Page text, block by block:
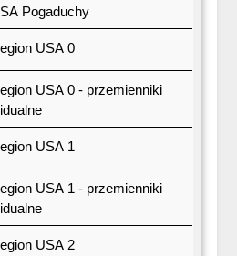
Pogaduchy
USA 0
USA 0 - przemienniki
USA 1
USA 1 - przemienniki
USA 2